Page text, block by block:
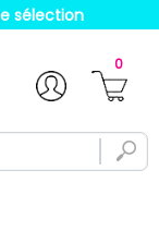
sélection
0